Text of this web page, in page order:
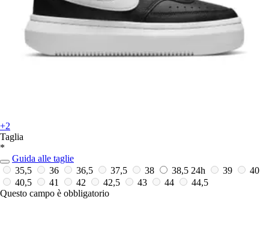
+2
Taglia
*
Guida alle taglie
35,5
36 36,5 37,5 38 38,5 24h 39
40
40,5
41 42 42,5 43 44
44,5
Questo campo è obbligatorio